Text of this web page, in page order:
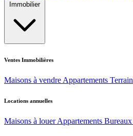
Immobilier
Ventes Immobilières
Maisons à vendre Appartements
Locations annuelles
Maisons à louer Appartements